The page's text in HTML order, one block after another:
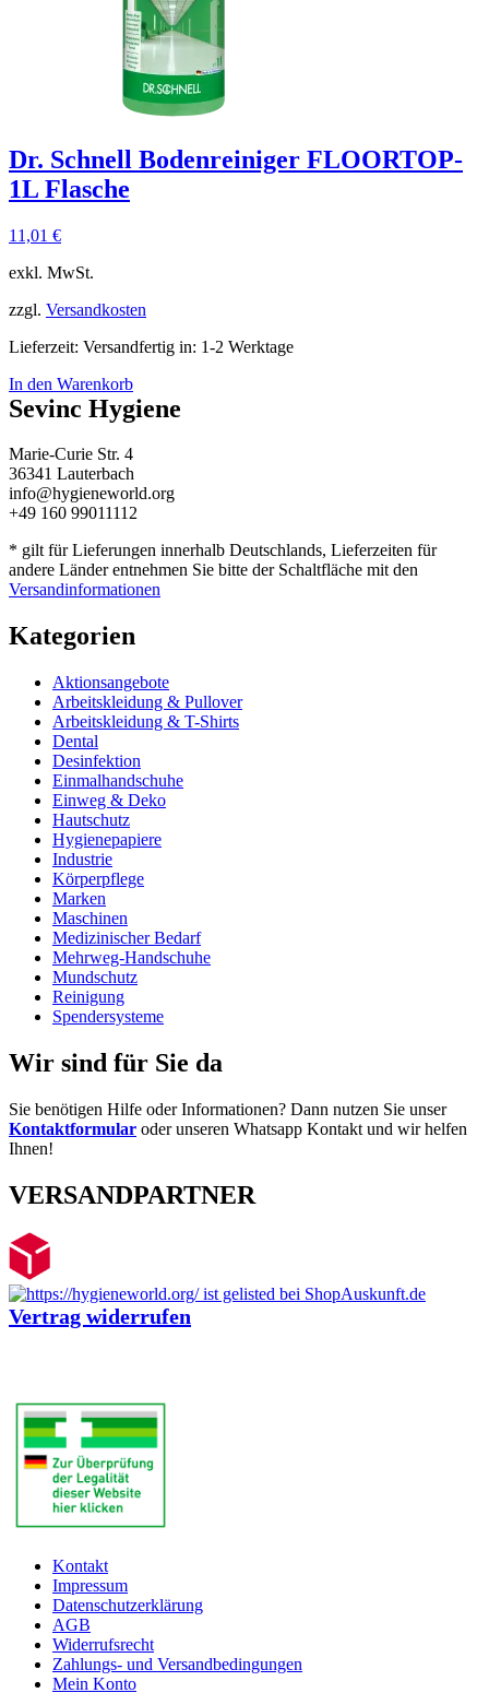
Dr. Schnell Bodenreiniger FLOORTOP-
1L Flasche
11,01 €
exkl. MwSt.
zzgl. Versandkosten
Lieferzeit: Versandfertig in: 1-2 Werktage
In den Warenkorb
Sevinc Hygiene
Marie-Curie Str. 4
36341 Lauterbach
info@hygieneworld.org
+49 160 99011112
* gilt für Lieferungen innerhalb Deutschlands, Lieferzeiten für
andere Länder entnehmen Sie bitte der Schaltfläche mit den
Versandinformationen
Kategorien
Aktionsangebote
Arbeitskleidung & Pullover
Arbeitskleidung & T-Shirts
Dental
Desinfektion
Einmalhandschuhe
Einweg & Deko
Hautschutz
Hygienepapiere
Industrie
Körperpflege
Marken
Maschinen
Medizinischer Bedarf
Mehrweg-Handschuhe
Mundschutz
Reinigung
Spendersysteme
Wir sind für Sie da
Sie benötigen Hilfe oder Informationen? Dann nutzen Sie unser
Kontaktformular oder unseren Whatsapp Kontakt und wir helfen
Ihnen!
VERSANDPARTNER
Vertrag widerrufen
Kontakt
Impressum
Datenschutzerklärung
AGB
Widerrufsrecht
Zahlungs- und Versandbedingungen
Mein Konto